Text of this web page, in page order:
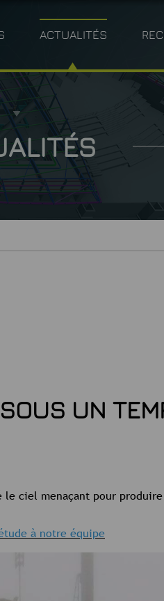
INDUSTRIE
ACTUALITÉS
UN
ciel menaçant pour produire
à notre équipe